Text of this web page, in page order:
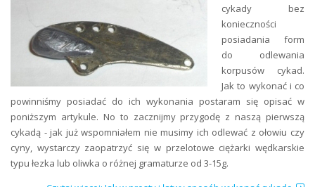
cykady bez
konieczności
posiadania form
do odlewania
korpusów cykad.
Jak to wykonać i co
powinniśmy posiadać do ich wykonania postaram się opisać w
poniższym artykule. No to zacznijmy przygodę z naszą pierwszą
cykadą - jak już wspomniałem nie musimy ich odlewać z ołowiu czy
cyny, wystarczy zaopatrzyć się w przelotowe ciężarki wędkarskie
typu łezka lub oliwka o różnej gramaturze od 3-15g.